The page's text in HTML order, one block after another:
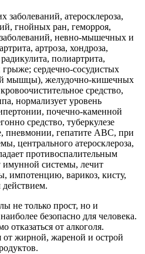
заболеваний, атеросклероза,
гнойных ран, геморроя,
невно-мышечных и
артроза, хондроза,
полиартрита,
грыже; сердечно-сосудистых
мышцы), желудочно-кишечных
средство,
нормализует уровень
почечно-каменной
средство, туберкулезе
пневмонии, гепатите АВС, при
центрального атеросклероза,
противоспалительным
имунной системы, лечит
импотенцию, варикоз, кисту,
действием.
не только прост, но и
безопасно для человека.
отказаться от алкоголя.
от жирной, жареной и острой